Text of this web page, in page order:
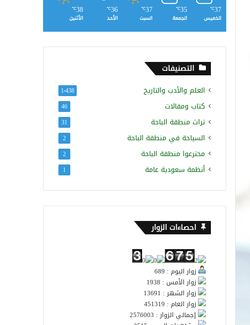
37
℃
الخميس
35
℃
الجمعة
37
℃
السبت
36
℃
الأحد
38
℃
الأثنين
التصنيفات
العلم والأدب والتاريخ 1٬438
كتاب ومقالات 46
تراث منطقة الباحة 31
السياحة في منطقة الباحة 2
مخترعوا منطقة الباحة 2
أنظمة سعودية عامة 1
احصاءات الزوار
زوار اليوم : 689
زوار الأمس : 1938
زوار الشهر : 13691
زوار العام : 451319
إجمالي الزوار : 2576003